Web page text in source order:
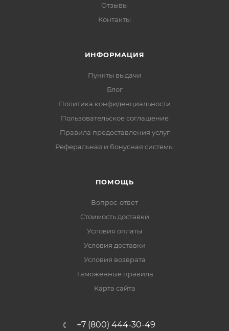
Отзывы
Контакты
ИНФОРМАЦИЯ
Пункты выдачи
Блог
Политика конфиденциальности
Пользовательское соглашение
Правила предоставления услуг
Реферальная и бонусная системы
ПОМОЩЬ
Вопрос-ответ
Стоимость доставки
Условия оплаты
Условия доставки
Условия возврата
Таможенные правила
Карта сайта
+7 (800) 444-30-49